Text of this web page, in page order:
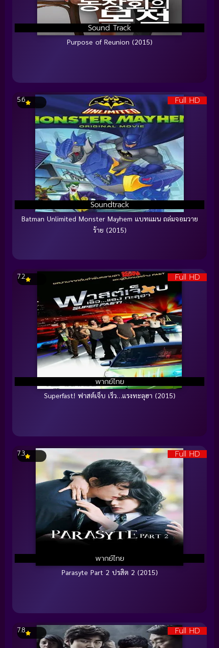
Sound Track
Purpose of Reunion (2015)
Full HD
Soundtrack
5.6
Batman Unlimited Monster Mayhem แบทแมน ถล่มจอมวาย
ร้าย (2015)
Full HD
พากย์ไทย
7.2
Superfast! ฟาสต์เจ็บ เร็ว…แรงทะลุฮา (2015)
Full HD
พากย์ไทย
7.3
Parasyte Part 2 ปรสิต 2 (2015)
Full HD
7.8